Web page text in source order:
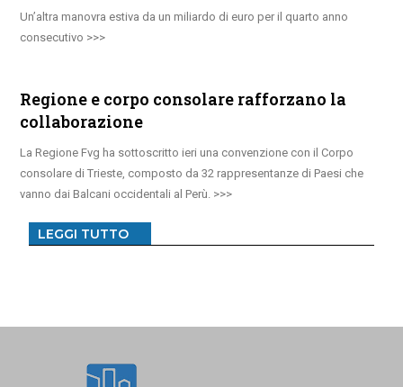
Un’altra manovra estiva da un miliardo di euro per il quarto anno
consecutivo
Regione e corpo consolare rafforzano la
collaborazione
La Regione Fvg ha sottoscritto ieri una convenzione con il Corpo
consolare di Trieste, composto da 32 rappresentanze di Paesi che
vanno dai Balcani occidentali al Perù.
LEGGI TUTTO